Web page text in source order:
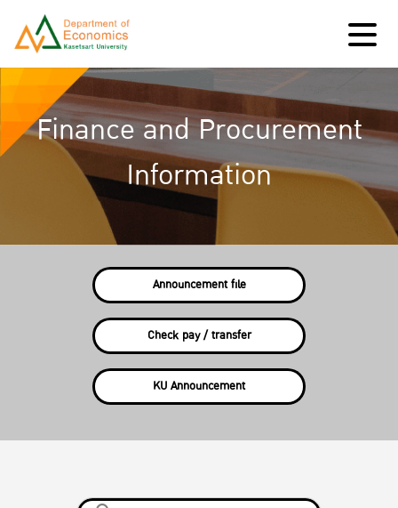
Finance and Procurement
Information
Announcement file
Check pay / transfer
KU Announcement